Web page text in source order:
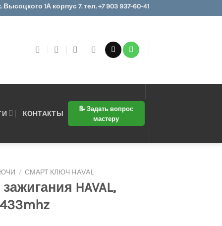
1А корпус 7. тел. +7 903 937-60-41
КОНТАКТЫ
📝 Задать вопрос
мастеру
/ СМАРТ КЛЮЧ HAVAL
HAVAL,